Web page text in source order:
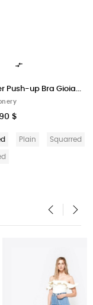
up Bra Gioia...
Plain Squarred